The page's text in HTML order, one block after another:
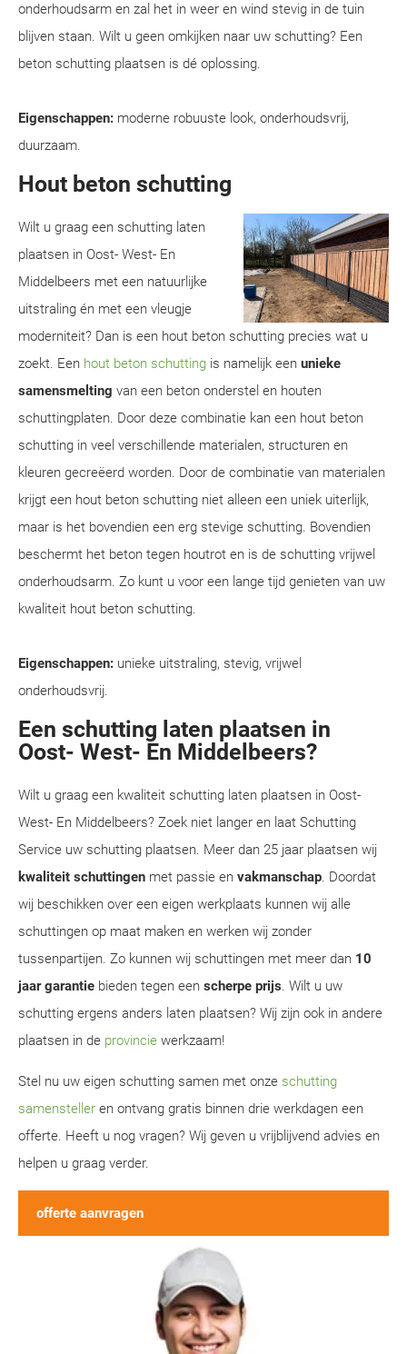
onderhoudsarm en zal het in weer en wind stevig in de tuin
blijven staan. Wilt u geen omkijken naar uw schutting? Een
beton schutting plaatsen is dé oplossing.
Eigenschappen: moderne robuuste look, onderhoudsvrij,
duurzaam.
Hout beton schutting
Wilt u graag een schutting laten
plaatsen in Oost- West- En
Middelbeers met een natuurlijke
uitstraling én met een vleugje
moderniteit? Dan is een hout beton schutting precies wat u
zoekt. Een hout beton schutting is namelijk een unieke
samensmelting van een beton onderstel en houten
schuttingplaten. Door deze combinatie kan een hout beton
schutting in veel verschillende materialen, structuren en
kleuren gecreëerd worden. Door de combinatie van materialen
krijgt een hout beton schutting niet alleen een uniek uiterlijk,
maar is het bovendien een erg stevige schutting. Bovendien
beschermt het beton tegen houtrot en is de schutting vrijwel
onderhoudsarm. Zo kunt u voor een lange tijd genieten van uw
kwaliteit hout beton schutting.
Eigenschappen: unieke uitstraling, stevig, vrijwel
onderhoudsvrij.
Een schutting laten plaatsen in
Oost- West- En Middelbeers?
Wilt u graag een kwaliteit schutting laten plaatsen in Oost-
West- En Middelbeers? Zoek niet langer en laat Schutting
Service uw schutting plaatsen. Meer dan 25 jaar plaatsen wij
kwaliteit schuttingen met passie en vakmanschap. Doordat
wij beschikken over een eigen werkplaats kunnen wij alle
schuttingen op maat maken en werken wij zonder
tussenpartijen. Zo kunnen wij schuttingen met meer dan 10
jaar garantie bieden tegen een scherpe prijs. Wilt u uw
schutting ergens anders laten plaatsen? Wij zijn ook in andere
plaatsen in de provincie werkzaam!
Stel nu uw eigen schutting samen met onze schutting
samensteller en ontvang gratis binnen drie werkdagen een
offerte. Heeft u nog vragen? Wij geven u vrijblijvend advies en
helpen u graag verder.
offerte aanvragen